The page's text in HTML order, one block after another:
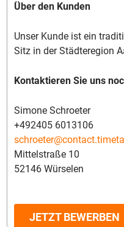
Über den Kunden
Unser Kunde ist ein
Sitz in der Städteregion
Kontaktieren Sie uns
Simone Schroeter
+492405 6013106
Mittelstraße 10
52146 Würselen
JETZT BEWERBEN